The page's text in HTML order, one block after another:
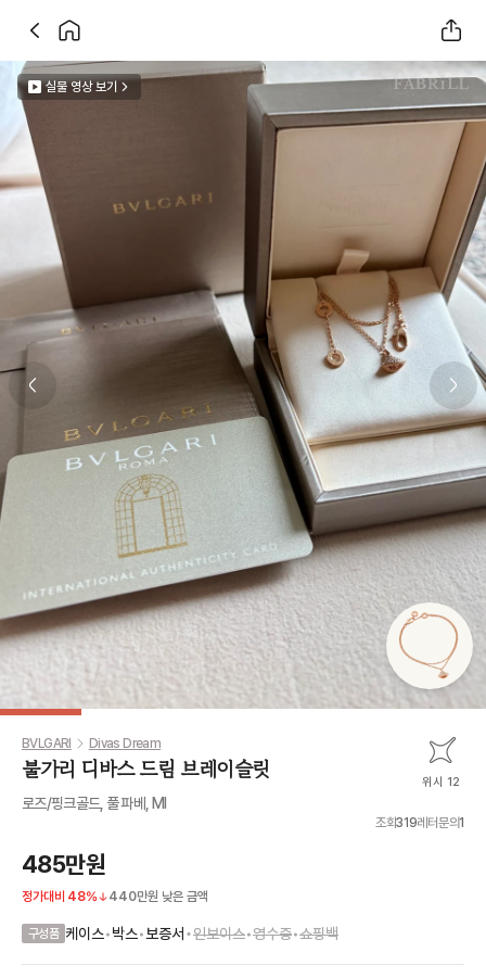
실물 영상 보기
Previous slide
BVLGARI Divas Dream
불가리 디바스 드림 브레이슬릿 위시 12
로즈/핑크골드, 풀 파베, Ml
조회319레터문의1
485만원
정가대비 48% 440만원 낮은 금액
구성품 케이스•박스• 보증서 •인보이스•영수증•쇼핑백